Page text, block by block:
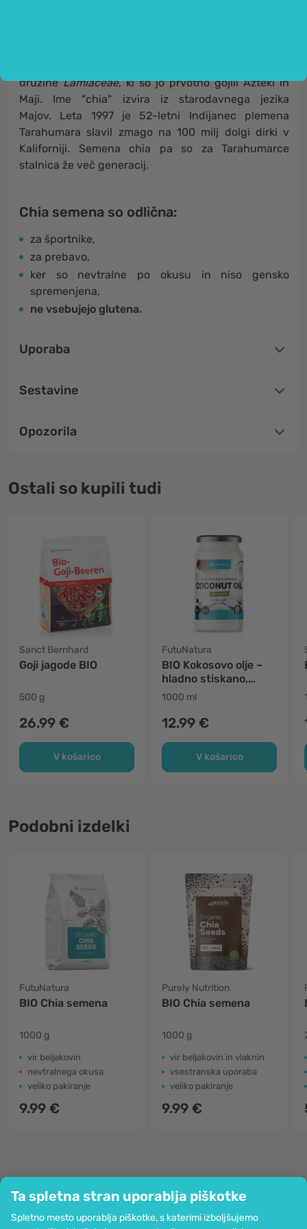
Ta spletna stran uporablja piškotke
Spletno mesto uporablja piškotke, s katerimi izboljšujemo
družineLamiaceae, ki so jo prvotno gojili Azteki in
Maji. Ime "chia" izvira iz starodavnega jezika
Majov. Leta 1997 je 52-letni Indijanec plemena
Tarahumara slavil zmago na 100 milj dolgi dirki v
Kaliforniji. Semena chia pa so za Tarahumarce
stalnica že več generacij.
Chia semena so odlična:
za športnike,
za prebavo,
ker so nevtralne po okusu in niso gensko
spremenjena,
ne vsebujejo glutena.
Uporaba
Sestavine
Opozorila
Ostali so kupili tudi
Sanct Bernhard
Goji jagode BIO
500 g
26.99 €
V košarico
FutuNatura
BIO Kokosovo olje –
hladno stiskano,
nerafinirano
1000 ml
12.99 €
V košarico
Podobni izdelki
FutuNatura
BIO Chia semena
1000 g
vir beljakovin
nevtralnega okusa
veliko pakiranje
9.99 €
Purely Nutrition
BIO Chia semena
1000 g
vir beljakovin in vlaknin
vsestranska uporaba
veliko pakiranje
9.99 €
Podjetje
Informacije